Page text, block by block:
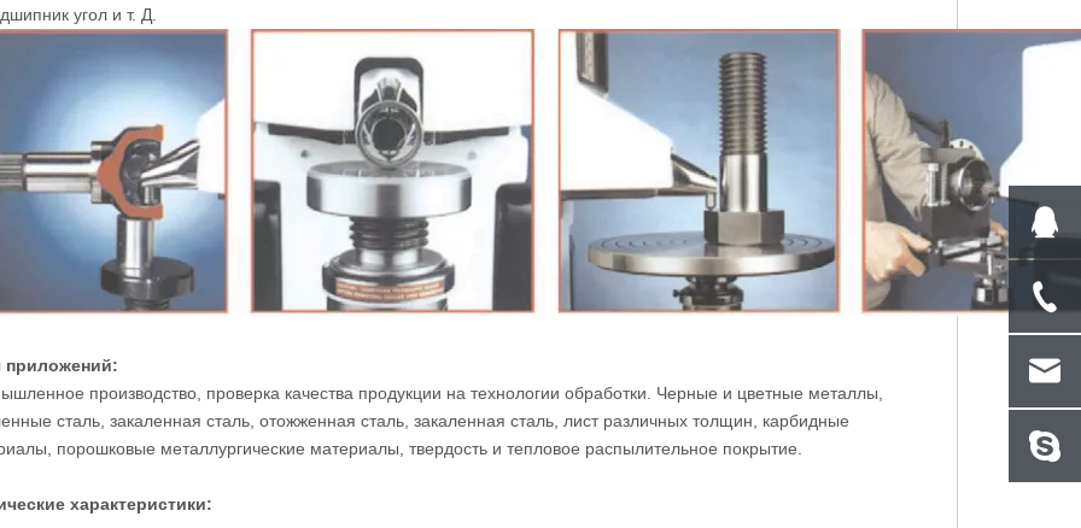
угол и т. Д.
приложений:
производство, проверка качества продукции на технологии обработки. Черные и цветные металлы,
сталь, закаленная сталь, отожженная сталь, закаленная сталь, лист различных толщин, карбидные
порошковые металлургические материалы, твердость и тепловое распылительное покрытие.
характеристики: